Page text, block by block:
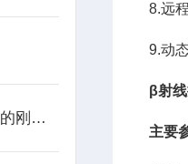
扬尘监测系统工地、道路的刚需设备
8.远
9.动
β射
主要